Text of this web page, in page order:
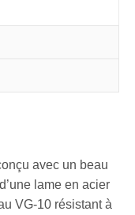
avec un beau
lame en acier
VG-10 résistant à